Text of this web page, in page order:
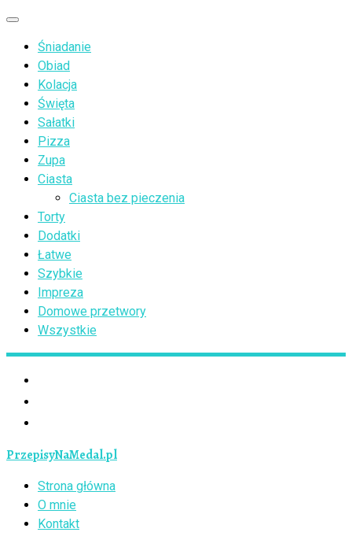
Przejdź
treści
Menu
Śniadanie
Obiad
Kolacja
Święta
Sałatki
Pizza
Zupa
Ciasta
Ciasta bez pieczenia
Torty
Dodatki
Łatwe
Szybkie
Impreza
Domowe przetwory
Wszystkie
PrzepisyNaMedal.pl
Strona główna
O mnie
Kontakt